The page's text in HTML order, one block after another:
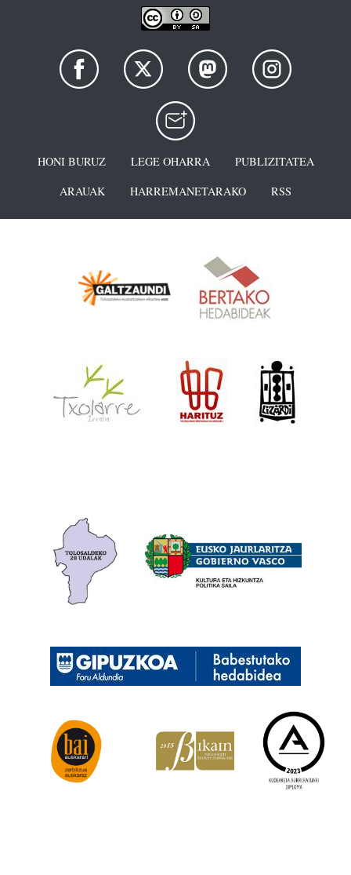
HONI BURUZ LEGE OHARRA
PUBLIZITATEA
ARAUAK
HARREMANETARAKO RSS